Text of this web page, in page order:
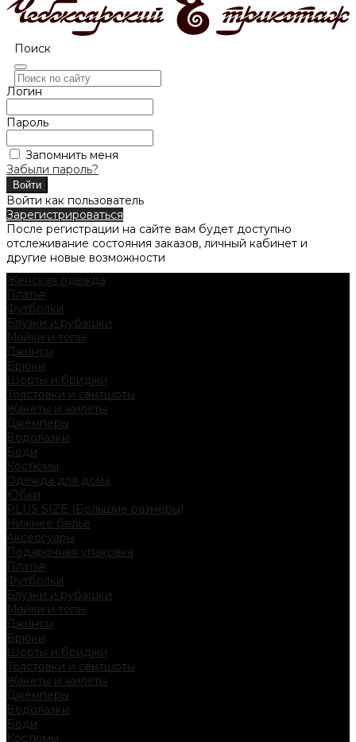
Поиск
Логин
Пароль
Запомнить меня
Забыли пароль?
Войти как пользователь
Зарегистрироваться
После регистрации на сайте вам будет доступно
отслеживание состояния заказов, личный кабинет и
другие новые возможности
Женская одежда
Платья
Футболки
Блузки и рубашки
Майки и топы
Джинсы
Брюки
Шорты и бриджи
Толстовки и свитшоты
Жакеты и жилеты
Джемперы
Водолазки
Боди
Костюмы
Одежда для дома
Юбки
PLUS SIZE (Большие размеры)
Нижнее белье
Аксессуары
Подарочная упаковка
Платья
Футболки
Блузки и рубашки
Майки и топы
Джинсы
Брюки
Шорты и бриджи
Толстовки и свитшоты
Жакеты и жилеты
Джемперы
Водолазки
Боди
Костюмы